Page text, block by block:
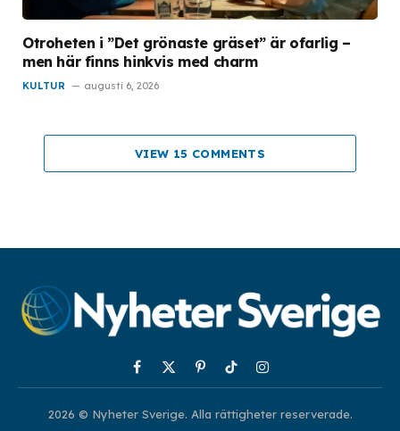
Otroheten i ”Det grönaste gräset” är ofarlig –
men här finns hinkvis med charm
KULTUR augusti 6, 2026
VIEW 15 COMMENTS
Facebook
X
(Twitter)
PinterestTikTokInstagram
2026 © Nyheter Sverige. Alla rättigheter reserverade.